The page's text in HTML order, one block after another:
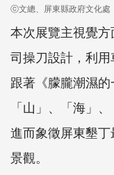
ⓒ文總、屏東縣政府文化處
本次展覽主視覺
司操刀設計，利
跟著《朦朧潮濕
「山」、「海」
進而象徵屏東墾
景觀。